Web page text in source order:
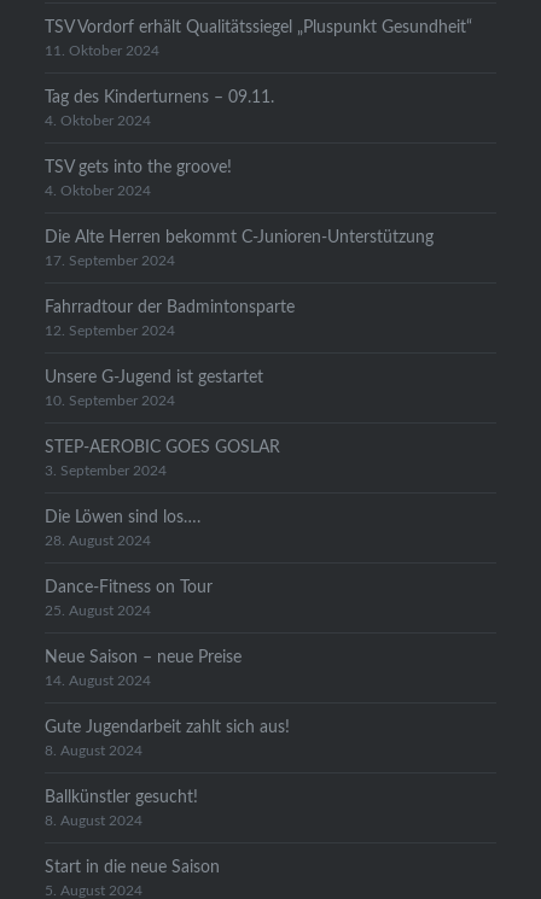
TSV Vordorf erhält Qualitätssiegel „Pluspunkt Gesundheit“
11. Oktober 2024
Tag des Kinderturnens – 09.11.
4. Oktober 2024
TSV gets into the groove!
4. Oktober 2024
Die Alte Herren bekommt C-Junioren-Unterstützung
17. September 2024
Fahrradtour der Badmintonsparte
12. September 2024
Unsere G-Jugend ist gestartet
10. September 2024
STEP-AEROBIC GOES GOSLAR
3. September 2024
Die Löwen sind los….
28. August 2024
Dance-Fitness on Tour
25. August 2024
Neue Saison – neue Preise
14. August 2024
Gute Jugendarbeit zahlt sich aus!
8. August 2024
Ballkünstler gesucht!
8. August 2024
Start in die neue Saison
5. August 2024